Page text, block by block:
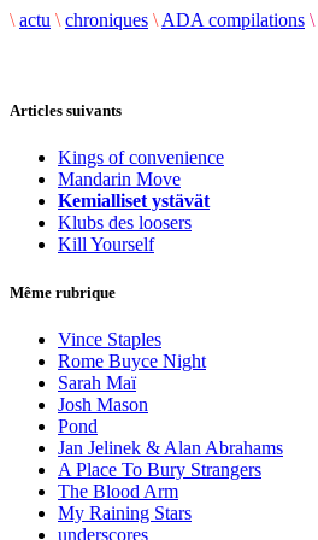
\ actu \ chroniques \ ADA compilations \
Articles suivants
Kings of convenience
Mandarin Move
Kemialliset ystävät
Klubs des loosers
Kill Yourself
Même rubrique
Vince Staples
Rome Buyce Night
Sarah Maï
Josh Mason
Pond
Jan Jelinek & Alan Abrahams
A Place To Bury Strangers
The Blood Arm
My Raining Stars
underscores